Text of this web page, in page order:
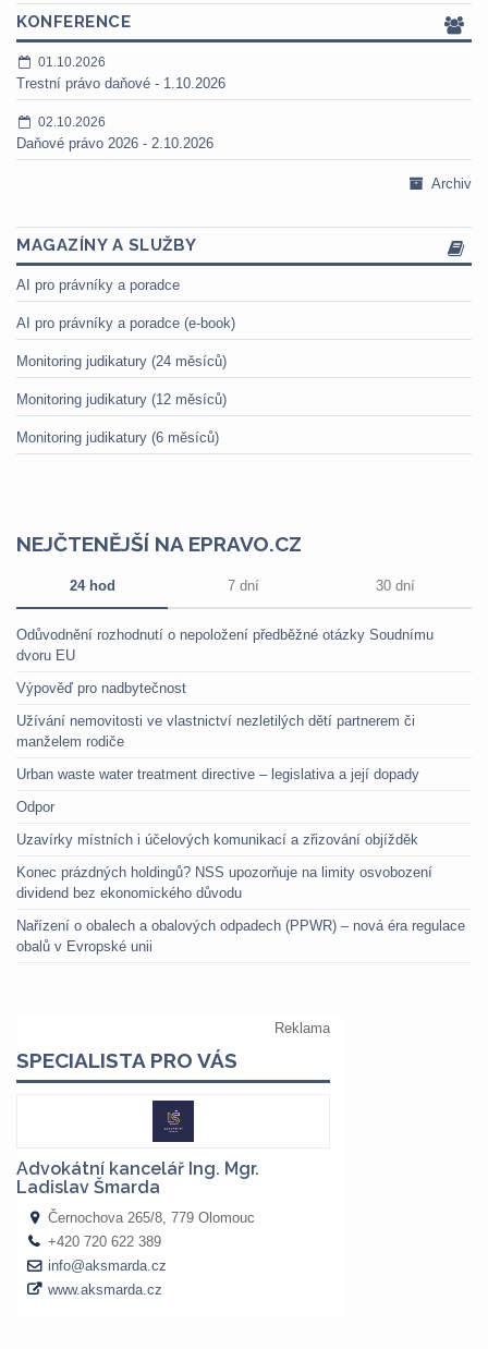
KONFERENCE
01.10.2026
Trestní právo daňové - 1.10.2026
02.10.2026
Daňové právo 2026 - 2.10.2026
Archiv
MAGAZÍNY A SLUŽBY
AI pro právníky a poradce
AI pro právníky a poradce (e-book)
Monitoring judikatury (24 měsíců)
Monitoring judikatury (12 měsíců)
Monitoring judikatury (6 měsíců)
NEJČTENĚJŠÍ NA EPRAVO.CZ
24 hod 7 dní 30 dní
Odůvodnění rozhodnutí o nepoložení předběžné otázky Soudnímu
dvoru EU
Výpověď pro nadbytečnost
Užívání nemovitosti ve vlastnictví nezletilých dětí partnerem či
manželem rodiče
Urban waste water treatment directive – legislativa a její dopady
Odpor
Uzavírky místních i účelových komunikací a zřizování objížděk
Konec prázdných holdingů? NSS upozorňuje na limity osvobození
dividend bez ekonomického důvodu
Nařízení o obalech a obalových odpadech (PPWR) – nová éra regulace
obalů v Evropské unii